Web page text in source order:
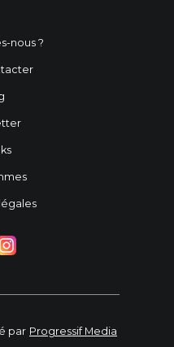
nous ?
par Progressif Media